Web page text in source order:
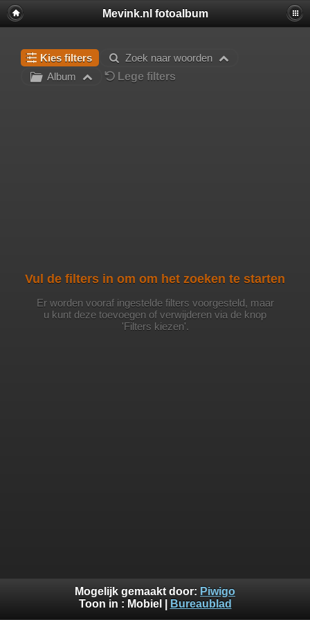
Mevink.nl fotoalbum
Kies filters
Zoek naar woorden
Album
Lege filters
Vul de filters in om om het zoeken te starten
Er worden vooraf ingestelde filters voorgesteld, maar
u kunt deze toevoegen of verwijderen via de knop
'Filters kiezen'.
Mogelijk gemaakt door: Piwigo
Toon in : Mobiel Bureaublad